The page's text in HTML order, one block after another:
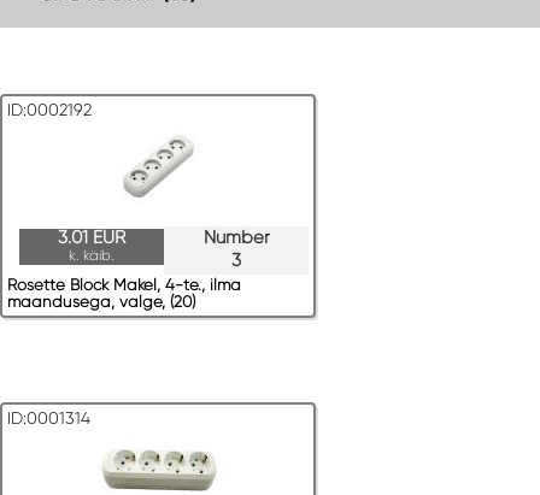
ID:0002192
Number
3
3.01 EUR
k. käib.
Rosette Block Makel, 4-te., ilma
maandusega, valge, (20)
ID:0001314